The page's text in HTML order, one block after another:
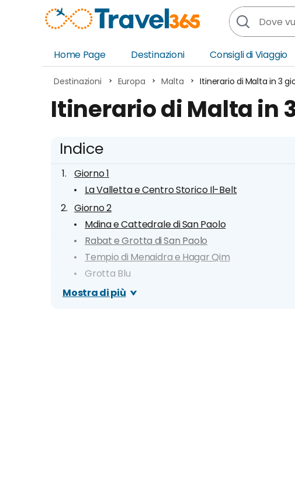
Home Page
Destinazioni
Asia
Europa
Oceania
Nord America
America
Consigli di Viaggio
Destinazioni Europa Malta Itinerario di Malta in 3
Itinerario di Malta in
Indice
Giorno 1
La Valletta e Centro Storico Il-Belt
Giorno 2
Mdina e Cattedrale di San Paolo
Rabat e Grotta di San Paolo
Tempio di Menaidra e Hagar Qim
Grotta Blu
Giorno 3
Mostra di più